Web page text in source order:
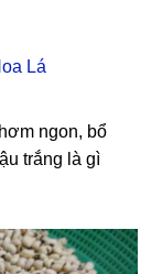
Lá
ngon, bổ
trắng là gì